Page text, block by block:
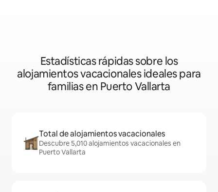
Estadísticas rápidas sobre los
alojamientos vacacionales ideales para
familias en Puerto Vallarta
Total de alojamientos vacacionales
Descubre 5,010 alojamientos vacacionales en
Puerto Vallarta